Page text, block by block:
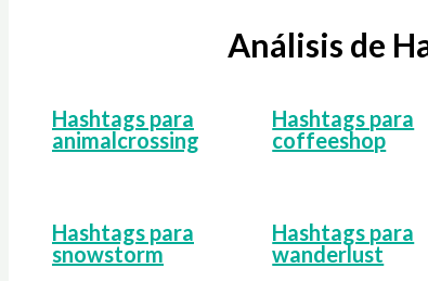
Análisis de
Hashtags para
animalcrossing
Hashtags para
coffeeshop
Hashtags para
snowstorm
Hashtags para
wanderlust